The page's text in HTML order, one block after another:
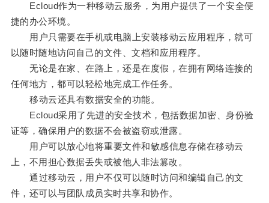
Ecloud作为一种移动云服务，为用户提供了一个安全便
捷的办公环境。
用户只需要在手机或电脑上安装移动云应用程序，就可
以随时随地访问自己的文件、文档和应用程序。
无论是在家、在路上，还是在度假，在拥有网络连接的
任何地方，都可以轻松地完成工作任务。
移动云还具有数据安全的功能。
Ecloud采用了先进的安全技术，包括数据加密、身份验
证等，确保用户的数据不会被盗窃或泄露。
用户可以放心地将重要文件和敏感信息存储在移动云
上，不用担心数据丢失或被他人非法篡改。
通过移动云，用户不仅可以随时访问和编辑自己的文
件，还可以与团队成员实时共享和协作。